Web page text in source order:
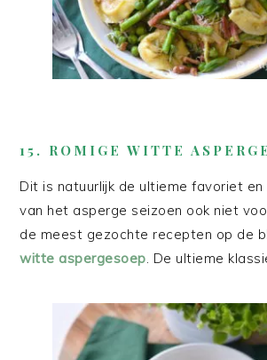
15. ROMIGE WITTE
Dit is natuurlijk de ultieme favoriet en
van het asperge seizoen ook niet
de meest gezochte recepten op de
witte aspergesoep. De ultieme